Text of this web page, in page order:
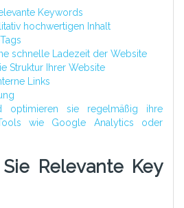
Keywords
hochwertigen Inhalt
schnelle Ladezeit der Website
Struktur Ihrer Website
Links
optimieren sie regelmäßig ihre
wie Google Analytics oder
Relevante Key